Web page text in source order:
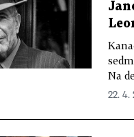
Na
22. 4.